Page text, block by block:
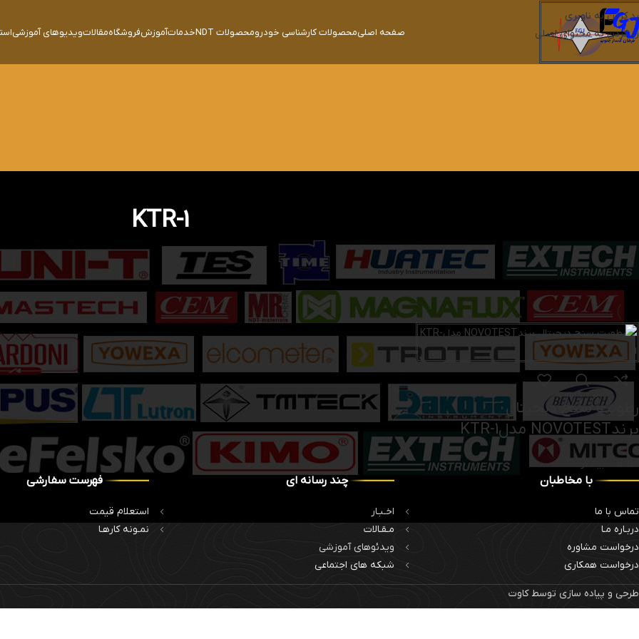
رد کردن به ناوبری
رد کردن به محتوای اصلی
صفحه اصلیمحصولات کارشناسی خودرومحصولات NDT خدماتآموزشفروشگاهمقالاتویدیوهای آموزشی
KTR-1
خانه
محصولات برچسب خورده “KTR-1”
نمایش9
24
36
رطوبت سنج دیجیتال
برندNOVOTEST مدلKTR-1
اطلاعات بیشتر
با مخاطبان
تماس با ما
دربـاره مـا
درخواست مشاوره
درخواست همکاری
چند رسانه ای
اخـبـار
مـقـالات
ویدئوهای آموزشی
شبکه های اجتماعی
فهرست سفارشی
استعلام قیمت
نمـونه کارهـا
طرحی و پیاده سازی توسط کاوت